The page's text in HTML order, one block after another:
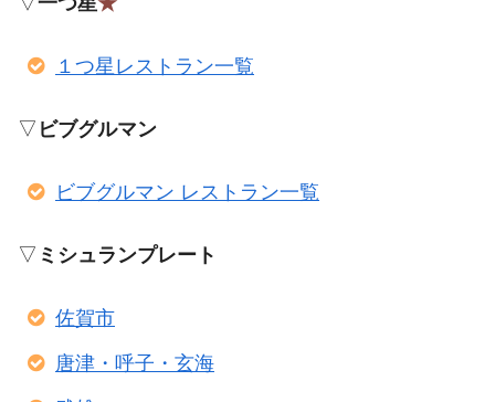
１つ星レストラン一覧
▽ ビブグルマン
ビブグルマン レストラン一覧
▽ ミシュランプレート
佐賀市
唐津・呼子・玄海